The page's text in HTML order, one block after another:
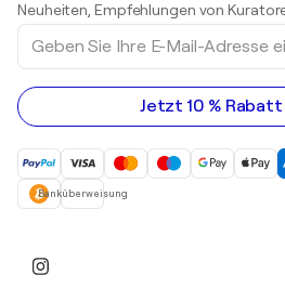
Acrylgemälde
Neuheiten, Empfehlungen von
Geben
Sie
Ihre
E-
Mail-
Adresse
Jetzt 10 %
Banküberweisung